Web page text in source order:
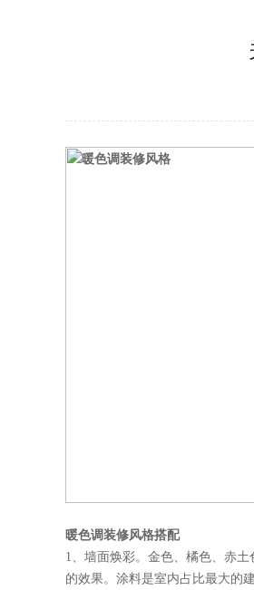
暖色调装修风格搭配
1、墙面焕彩。金色、橘色、赤
的效果。涂料是室内占比最大的